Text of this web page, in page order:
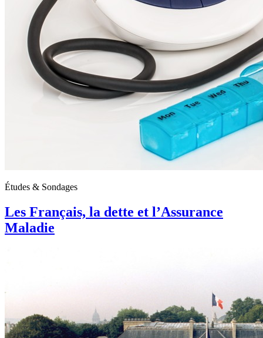
Études & Sondages
Les Français, la dette et l’Assurance
Maladie